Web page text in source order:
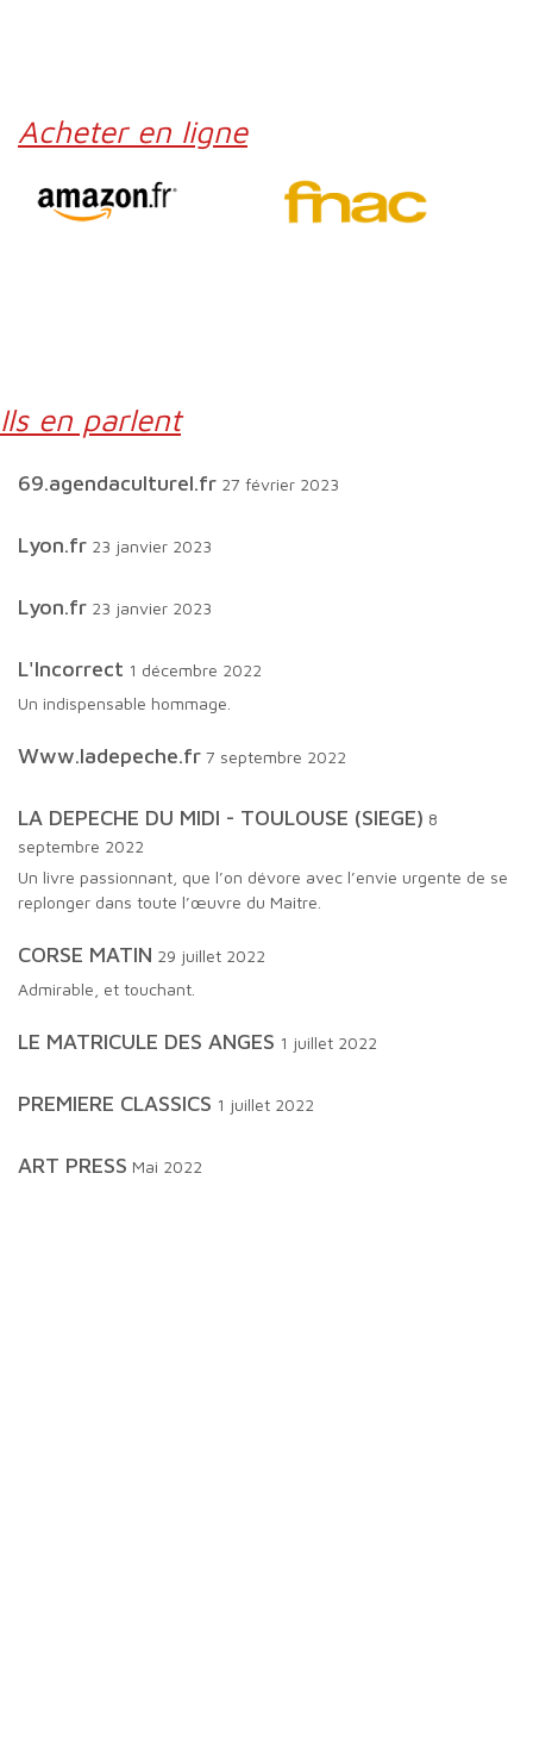
Acheter en ligne
Ils en parlent
69.agendaculturel.fr 27 février 2023
lyon.fr 23 janvier 2023
lyon.fr 23 janvier 2023
L'Incorrect 1 décembre 2022
Un indispensable hommage.
www.ladepeche.fr 7 septembre 2022
LA DEPECHE DU MIDI - TOULOUSE (SIEGE) 8
septembre 2022
Un livre passionnant, que l’on dévore avec l’envie urgente de se
replonger dans toute l’œuvre du Maitre.
CORSE MATIN 29 juillet 2022
Admirable, et touchant.
LE MATRICULE DES ANGES 1 juillet 2022
PREMIERE CLASSICS 1 juillet 2022
ART PRESS Mai 2022